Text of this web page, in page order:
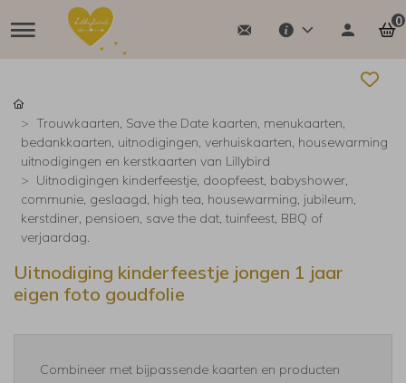
0
Trouwkaarten, Save the Date kaarten, menukaarten,
bedankkaarten, uitnodigingen, verhuiskaarten, housewarming
uitnodigingen en kerstkaarten van Lillybird
Uitnodigingen kinderfeestje, doopfeest, babyshower,
communie, geslaagd, high tea, housewarming, jubileum,
kerstdiner, pensioen, save the dat, tuinfeest, BBQ of
verjaardag.
Uitnodiging kinderfeestje jongen 1 jaar
eigen foto goudfolie
Combineer met bijpassende kaarten en producten